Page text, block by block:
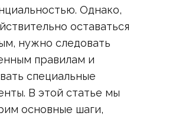
Однако,
оставаться
нужно следовать
правилам и
специальные
В этой статье мы
основные шаги,